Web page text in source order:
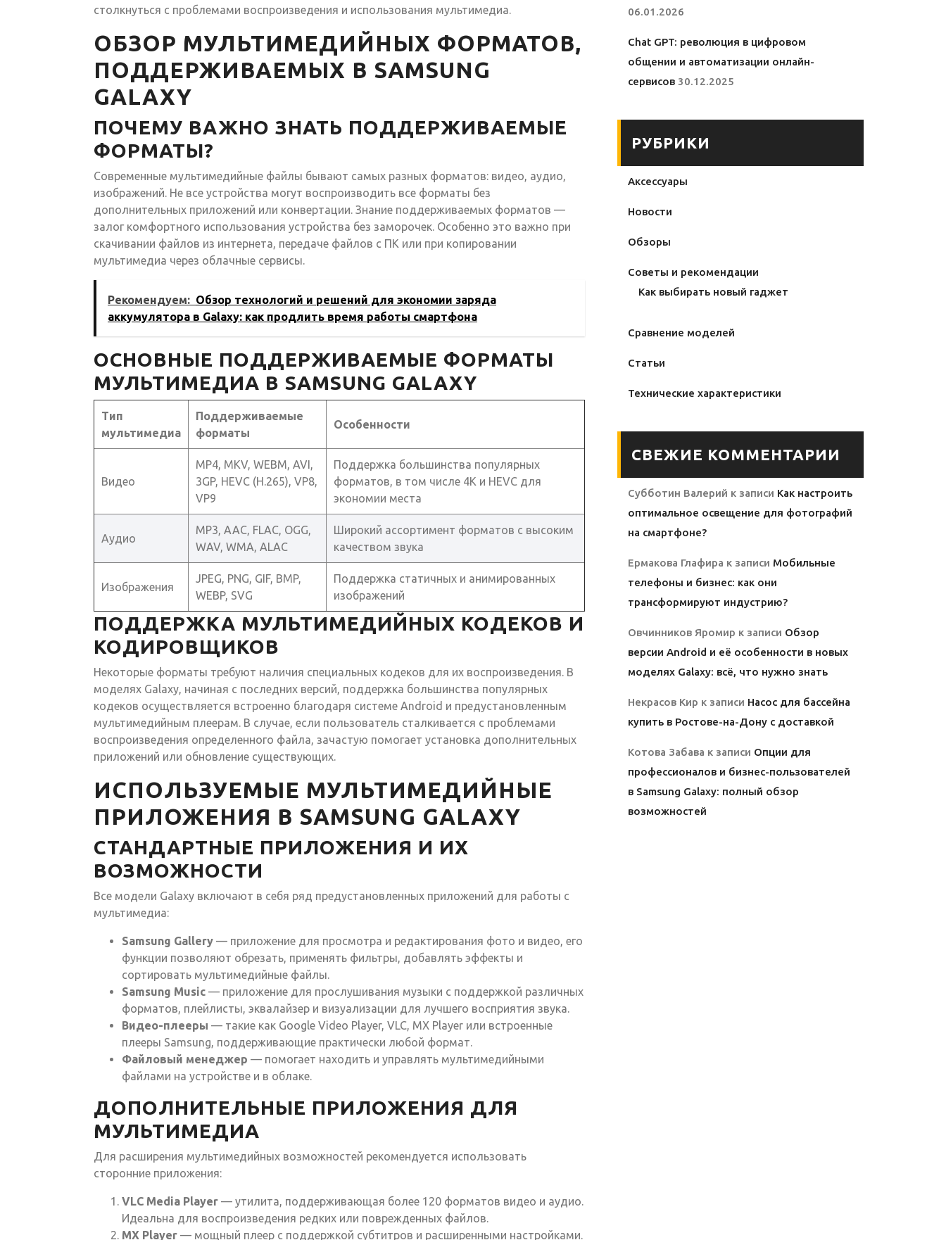
столкнуться с проблемами воспроизведения и использования мультимедиа.
ОБЗОР МУЛЬТИМЕДИЙНЫХ ФОРМАТОВ,
ПОДДЕРЖИВАЕМЫХ В SAMSUNG
GALAXY
ПОЧЕМУ ВАЖНО ЗНАТЬ ПОДДЕРЖИВАЕМЫЕ
ФОРМАТЫ?
Современные мультимедийные файлы бывают самых разных форматов: видео, аудио,
изображений. Не все устройства могут воспроизводить все форматы без
дополнительных приложений или конвертации. Знание поддерживаемых форматов —
залог комфортного использования устройства без заморочек. Особенно это важно при
скачивании файлов из интернета, передаче файлов с ПК или при копировании
мультимедиа через облачные сервисы.
Рекомендуем: Обзор технологий и решений для экономии заряда
аккумулятора в Galaxy: как продлить время работы смартфона
ОСНОВНЫЕ ПОДДЕРЖИВАЕМЫЕ ФОРМАТЫ
МУЛЬТИМЕДИА В SAMSUNG GALAXY
Тип
мультимедиа
Поддерживаемые
форматы
Особенности
Видео
MP4, MKV, WEBM, AVI,
3GP, HEVC (H.265), VP8,
VP9
Поддержка большинства популярных
форматов, в том числе 4K и HEVC для
экономии места
Аудио
MP3, AAC, FLAC, OGG,
WAV, WMA, ALAC
Широкий ассортимент форматов с высоким
качеством звука
Изображения
JPEG, PNG, GIF, BMP,
WEBP, SVG
Поддержка статичных и анимированных
изображений
ПОДДЕРЖКА МУЛЬТИМЕДИЙНЫХ КОДЕКОВ И
КОДИРОВЩИКОВ
Некоторые форматы требуют наличия специальных кодеков для их воспроизведения. В
моделях Galaxy, начиная с последних версий, поддержка большинства популярных
кодеков осуществляется встроенно благодаря системе Android и предустановленным
мультимедийным плеерам. В случае, если пользователь сталкивается с проблемами
воспроизведения определенного файла, зачастую помогает установка дополнительных
приложений или обновление существующих.
ИСПОЛЬЗУЕМЫЕ МУЛЬТИМЕДИЙНЫЕ
ПРИЛОЖЕНИЯ В SAMSUNG GALAXY
СТАНДАРТНЫЕ ПРИЛОЖЕНИЯ И ИХ
ВОЗМОЖНОСТИ
Все модели Galaxy включают в себя ряд предустановленных приложений для работы с
мультимедиа:
Samsung Gallery — приложение для просмотра и редактирования фото и видео, его
функции позволяют обрезать, применять фильтры, добавлять эффекты и
сортировать мультимедийные файлы.
Samsung Music — приложение для прослушивания музыки с поддержкой различных
форматов, плейлисты, эквалайзер и визуализации для лучшего восприятия звука.
Видео-плееры — такие как Google Video Player, VLC, MX Player или встроенные
плееры Samsung, поддерживающие практически любой формат.
Файловый менеджер — помогает находить и управлять мультимедийными
файлами на устройстве и в облаке.
ДОПОЛНИТЕЛЬНЫЕ ПРИЛОЖЕНИЯ ДЛЯ
МУЛЬТИМЕДИА
Для расширения мультимедийных возможностей рекомендуется использовать
сторонние приложения:
VLC Media Player — утилита, поддерживающая более 120 форматов видео и аудио.
Идеальна для воспроизведения редких или поврежденных файлов.
MX Player — мощный плеер с поддержкой субтитров и расширенными настройками.
06.01.2026
Chat GPT: революция в цифровом
общении и автоматизации онлайн-
сервисов 30.12.2025
РУБРИКИ
Аксессуары
Новости
Обзоры
Советы и рекомендации
Как выбирать новый гаджет
Сравнение моделей
Статьи
Технические характеристики
СВЕЖИЕ КОММЕНТАРИИ
Субботин Валерий к записи Как настроить
оптимальное освещение для фотографий
на смартфоне?
Ермакова Глафира к записи Мобильные
телефоны и бизнес: как они
трансформируют индустрию?
Овчинников Яромир к записи Обзор
версии Android и её особенности в новых
моделях Galaxy: всё, что нужно знать
Некрасов Кир к записи Насос для бассейна
купить в Ростове-на-Дону с доставкой
Котова Забава к записи Опции для
профессионалов и бизнес-пользователей
в Samsung Galaxy: полный обзор
возможностей